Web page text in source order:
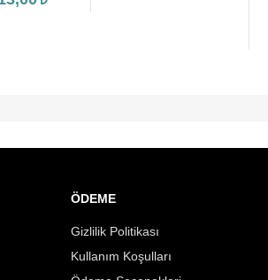
ÖDEME
Gizlilik Politikası
Kullanım Koşulları